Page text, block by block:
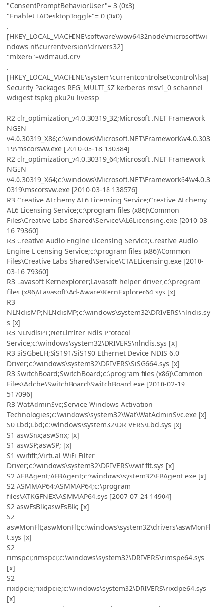
"ConsentPromptBehaviorUser"= 3 (0x3)
"EnableUIADesktopToggle"= 0 (0x0)
.
[HKEY_LOCAL_MACHINE\software\wow6432node\microsoft\wi
ndows nt\currentversion\drivers32]
"mixer6"=wdmaud.drv
.
[HKEY_LOCAL_MACHINE\system\currentcontrolset\control\lsa]
Security Packages REG_MULTI_SZ kerberos msv1_0 schannel
wdigest tspkg pku2u livessp
.
R2 clr_optimization_v4.0.30319_32;Microsoft .NET Framework
NGEN
v4.0.30319_X86;c:\windows\Microsoft.NET\Framework\v4.0.303
19\mscorsvw.exe [2010-03-18 130384]
R2 clr_optimization_v4.0.30319_64;Microsoft .NET Framework
NGEN
v4.0.30319_X64;c:\windows\Microsoft.NET\Framework64\v4.0.3
0319\mscorsvw.exe [2010-03-18 138576]
R3 Creative ALchemy AL6 Licensing Service;Creative ALchemy
AL6 Licensing Service;c:\program files (x86)\Common
Files\Creative Labs Shared\Service\AL6Licensing.exe [2010-03-
16 79360]
R3 Creative Audio Engine Licensing Service;Creative Audio
Engine Licensing Service;c:\program files (x86)\Common
Files\Creative Labs Shared\Service\CTAELicensing.exe [2010-
03-16 79360]
R3 Lavasoft Kernexplorer;Lavasoft helper driver;c:\program
files (x86)\Lavasoft\Ad-Aware\KernExplorer64.sys [x]
R3
NLNdisMP;NLNdisMP;c:\windows\system32\DRIVERS\nlndis.sy
s [x]
R3 NLNdisPT;NetLimiter Ndis Protocol
Service;c:\windows\system32\DRIVERS\nlndis.sys [x]
R3 SiSGbeLH;SiS191/SiS190 Ethernet Device NDIS 6.0
Driver;c:\windows\system32\DRIVERS\SiSG664.sys [x]
R3 SwitchBoard;SwitchBoard;c:\program files (x86)\Common
Files\Adobe\SwitchBoard\SwitchBoard.exe [2010-02-19
517096]
R3 WatAdminSvc;Service Windows Activation
Technologies;c:\windows\system32\Wat\WatAdminSvc.exe [x]
S0 Lbd;Lbd;c:\windows\system32\DRIVERS\Lbd.sys [x]
S1 aswSnx;aswSnx; [x]
S1 aswSP;aswSP; [x]
S1 vwififlt;Virtual WiFi Filter
Driver;c:\windows\system32\DRIVERS\vwififlt.sys [x]
S2 AFBAgent;AFBAgent;c:\windows\system32\FBAgent.exe [x]
S2 ASMMAP64;ASMMAP64;c:\program
files\ATKGFNEX\ASMMAP64.sys [2007-07-24 14904]
S2 aswFsBlk;aswFsBlk; [x]
S2
aswMonFlt;aswMonFlt;c:\windows\system32\drivers\aswMonFl
t.sys [x]
S2
rimspci;rimspci;c:\windows\system32\DRIVERS\rimspe64.sys
[x]
S2
rixdpcie;rixdpcie;c:\windows\system32\DRIVERS\rixdpe64.sys
[x]